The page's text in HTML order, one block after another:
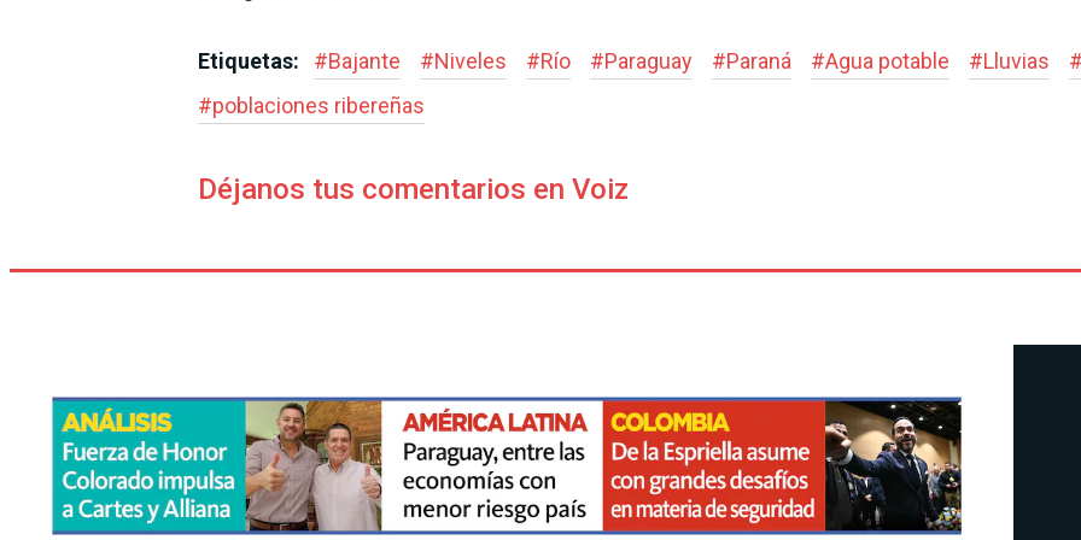
Etiquetas: #Bajante #Niveles #Río #Paraguay #Paraná #Agua potable #Lluvias #
#poblaciones ribereñas
Déjanos tus comentarios en Voiz